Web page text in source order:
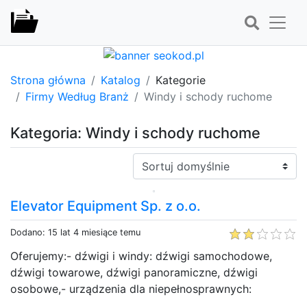
Strona główna Katalog
Kategorie
Firmy Według Branż
Windy i schody ruchome
Kategoria: Windy i schody ruchome
Sortuj:
Elevator Equipment Sp. z o.o.
Dodano: 15 lat 4 miesiące temu
Oferujemy:- dźwigi i windy: dźwigi samochodowe,
dźwigi towarowe, dźwigi panoramiczne, dźwigi
osobowe,- urządzenia dla niepełnosprawnych: